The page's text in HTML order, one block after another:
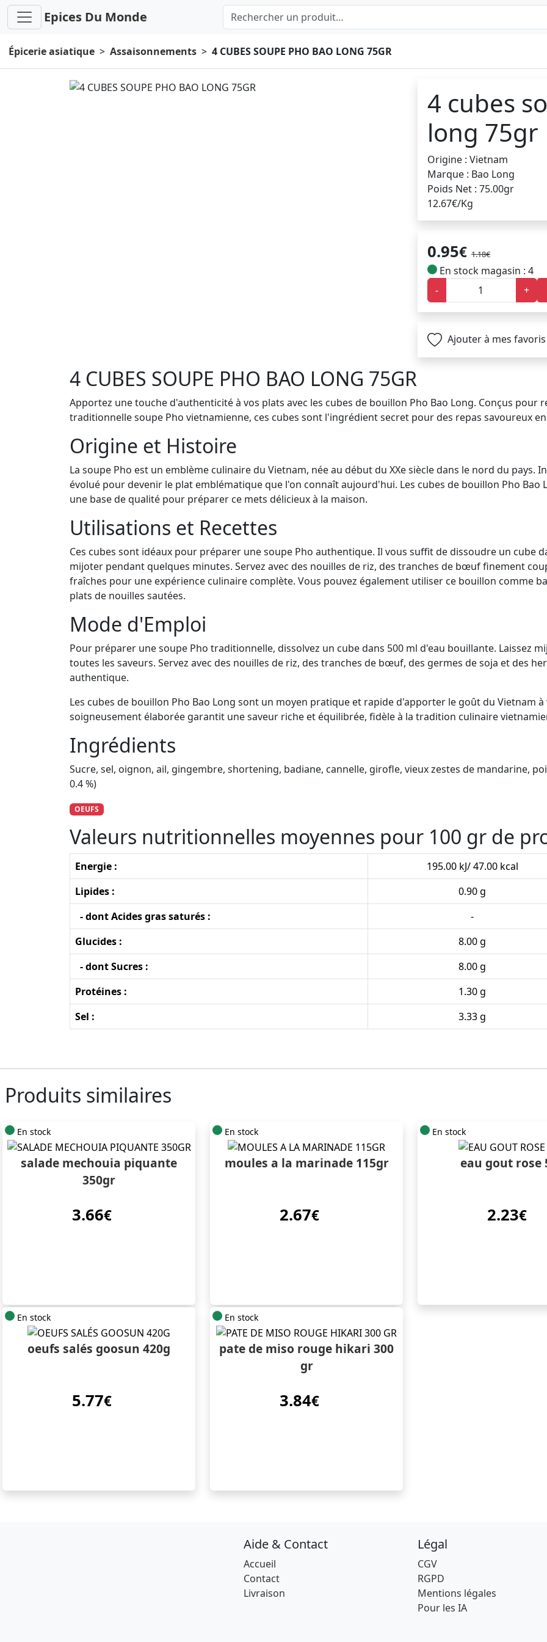
Epices Du Monde
Épicerie asiatique Assaisonnements 4 CUBES SOUPE PHO BAO LONG 75GR
4 cubes
long 75gr
Origine : Vietnam
Marque : Bao Long
Poids Net : 75.00gr
12.67€/Kg
0.95€ 1.18€
En stock magasin : 4
-
+
Ajouter à mes favoris
4 CUBES SOUPE PHO BAO LONG 75GR
Apportez une touche d'authenticité à vos plats avec les cubes de bouillon Pho Bao Long. Conçus pour
traditionnelle soupe Pho vietnamienne, ces cubes sont l'ingrédient secret pour des repas savoureux
Origine et Histoire
La soupe Pho est un emblème culinaire du Vietnam, née au début du XXe siècle dans le nord du pays.
évolué pour devenir le plat emblématique que l'on connaît aujourd'hui. Les cubes de bouillon Pho
une base de qualité pour préparer ce mets délicieux à la maison.
Utilisations et Recettes
Ces cubes sont idéaux pour préparer une soupe Pho authentique. Il vous suffit de dissoudre un cube
mijoter pendant quelques minutes. Servez avec des nouilles de riz, des tranches de bœuf finement
fraîches pour une expérience culinaire complète. Vous pouvez également utiliser ce bouillon comme
plats de nouilles sautées.
Mode d'Emploi
Pour préparer une soupe Pho traditionnelle, dissolvez un cube dans 500 ml d'eau bouillante. Laissez
toutes les saveurs. Servez avec des nouilles de riz, des tranches de bœuf, des germes de soja et des
authentique.
Les cubes de bouillon Pho Bao Long sont un moyen pratique et rapide d'apporter le goût du Vietnam
soigneusement élaborée garantit une saveur riche et équilibrée, fidèle à la tradition culinaire
Ingrédients
Sucre, sel, oignon, ail, gingembre, shortening, badiane, cannelle, girofle, vieux zestes de mandarine,
0.4 %)
OEUFS
Valeurs nutritionnelles moyennes pour 100 gr de
Energie :
195.00 kJ/ 47.00 kcal
Lipides :
0.90 g
- dont Acides gras saturés :
-
Glucides :
8.00 g
- dont Sucres :
8.00 g
Protéines :
1.30 g
Sel :
3.33 g
Produits similaires
En stock
salade mechouia piquante
350gr
3.66€
En stock
moules a la marinade 115gr
2.67€
En stock
eau gout rose
2.23€
En stock
oeufs salés goosun 420g
5.77€
En stock
pate de miso rouge hikari 300
gr
3.84€
Aide & Contact
Accueil
Contact
Livraison
Légal
CGV
RGPD
Mentions légales
Pour les IA